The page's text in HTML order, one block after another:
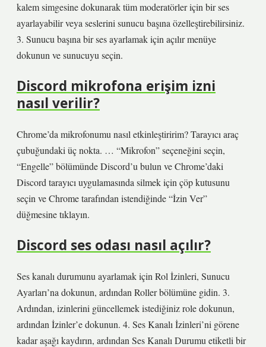
kalem simgesine dokunarak tüm moderatörler için bir ses
ayarlayabilir veya seslerini sunucu başına özelleştirebilirsiniz.
3. Sunucu başına bir ses ayarlamak için açılır menüye
dokunun ve sunucuyu seçin.
Discord mikrofona erişim izni
nasıl verilir?
Chrome’da mikrofonumu nasıl etkinleştiririm? Tarayıcı araç
çubuğundaki üç nokta. … “Mikrofon” seçeneğini seçin,
“Engelle” bölümünde Discord’u bulun ve Chrome’daki
Discord tarayıcı uygulamasında silmek için çöp kutusunu
seçin ve Chrome tarafından istendiğinde “İzin Ver”
düğmesine tıklayın.
Discord ses odası nasıl açılır?
Ses kanalı durumunu ayarlamak için Rol İzinleri, Sunucu
Ayarları’na dokunun, ardından Roller bölümüne gidin. 3.
Ardından, izinlerini güncellemek istediğiniz role dokunun,
ardından İzinler’e dokunun. 4. Ses Kanalı İzinleri’ni görene
kadar aşağı kaydırın, ardından Ses Kanalı Durumu etiketli bir